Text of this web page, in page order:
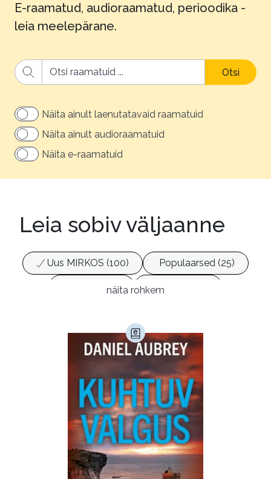
E-raamatud, audioraamatud, perioodika -
leia meelepärane.
Otsi
Näita ainult laenutatavaid raamatuid
Näita ainult audioraamatuid
Näita e-raamatuid
Leia sobiv väljaanne
Uus MIRKOS (100)
Populaarsed (25)
Ajakirjad (17)
Ajalugu (165)
Audioperioodika
Biograafiad (229)
Eesti kirjandus (1776)
Ettevõtlus (30)
Filoloogia (121)
Filosoofia (148)
Geograafia (65)
Haridus (20)
Ilukirjandus (4256)
Juhtimine (23)
Kodu ja aed (38)
Krimi ja põnevik (1285)
näita rohkem